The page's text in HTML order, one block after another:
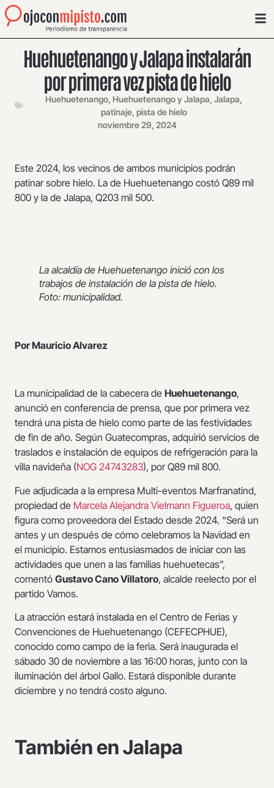
Huehuetenango y Jalapa instalarán
por primera vez pista de hielo
Huehuetenango, Huehuetenango y Jalapa, Jalapa,
patinaje, pista de hielo
noviembre 29, 2024
Este 2024, los vecinos de ambos municipios podrán
patinar sobre hielo. La de Huehuetenango costó Q89 mil
800 y la de Jalapa, Q203 mil 500.
La alcaldía de Huehuetenango inició con los
trabajos de instalación de la pista de hielo.
Foto: municipalidad.
Por Mauricio Alvarez
La municipalidad de la cabecera de Huehuetenango,
anunció en conferencia de prensa, que por primera vez
tendrá una pista de hielo como parte de las festividades
de fin de año. Según Guatecompras, adquirió servicios de
traslados e instalación de equipos de refrigeración para la
villa navideña (NOG 24743283), por Q89 mil 800.
Fue adjudicada a la empresa Multi-eventos Marfranatind,
propiedad de Marcela Alejandra Vielmann Figueroa, quien
figura como proveedora del Estado desde 2024. “Será un
antes y un después de cómo celebramos la Navidad en
el municipio. Estamos entusiasmados de iniciar con las
actividades que unen a las familias huehuetecas”,
comentó Gustavo Cano Villatoro, alcalde reelecto por el
partido Vamos.
La atracción estará instalada en el Centro de Ferias y
Convenciones de Huehuetenango (CEFECPHUE),
conocido como campo de la feria. Será inaugurada el
sábado 30 de noviembre a las 16:00 horas, junto con la
iluminación del árbol Gallo. Estará disponible durante
diciembre y no tendrá costo alguno.
También en Jalapa